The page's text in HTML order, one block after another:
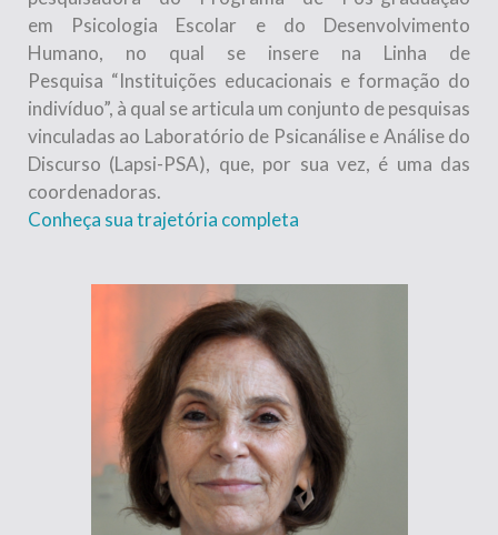
em Psicologia Escolar e do Desenvolvimento
Humano, no qual se insere na Linha de
Pesquisa “Instituições educacionais e formação do
indivíduo”, à qual se articula um conjunto de pesquisas
vinculadas ao Laboratório de Psicanálise e Análise do
Discurso (Lapsi-PSA), que, por sua vez, é uma das
coordenadoras.
Conheça sua trajetória completa